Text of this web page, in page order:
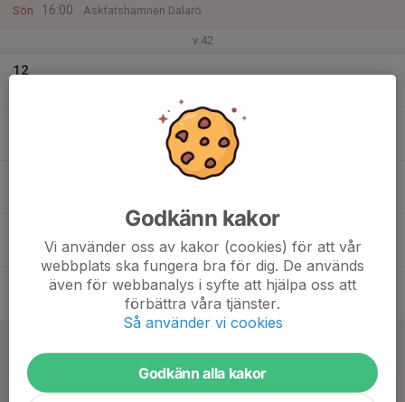
Sön
16:00
Askfatshamnen Dalarö
v.42
12
Öppen Träning C55
Askfatshamanen
Godkänn kakor
Vi använder oss av kakor (cookies) för att vår
webbplats ska fungera bra för dig. De används
även för webbanalys i syfte att hjälpa oss att
förbättra våra tjänster.
Så använder vi cookies
Godkänn alla kakor